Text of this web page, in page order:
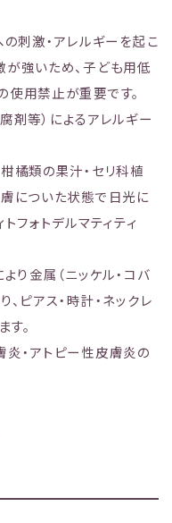
刺激・アレルギーを起こ
が強いため、子ども用低
使用禁止が重要です。
剤等）によるアレルギー
柑橘類の果汁・セリ科植
についた状態で日光に
フォトデルマティティ
り金属（ニッケル・コバ
ピアス・時計・ネックレ
。
・アトピー性皮膚炎の